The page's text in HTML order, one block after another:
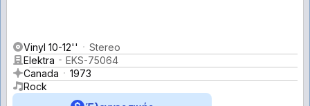
Vinyl 10-12''
Stereo
Elektra
EKS-75064
Canada
1973
Rock